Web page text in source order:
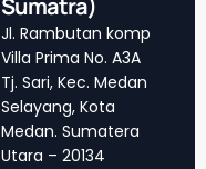
Sumatra)
Jl. Rambutan komp
Villa Prima No. A3A
Tj. Sari, Kec. Medan
Selayang, Kota
Medan. Sumatera
Utara – 20134